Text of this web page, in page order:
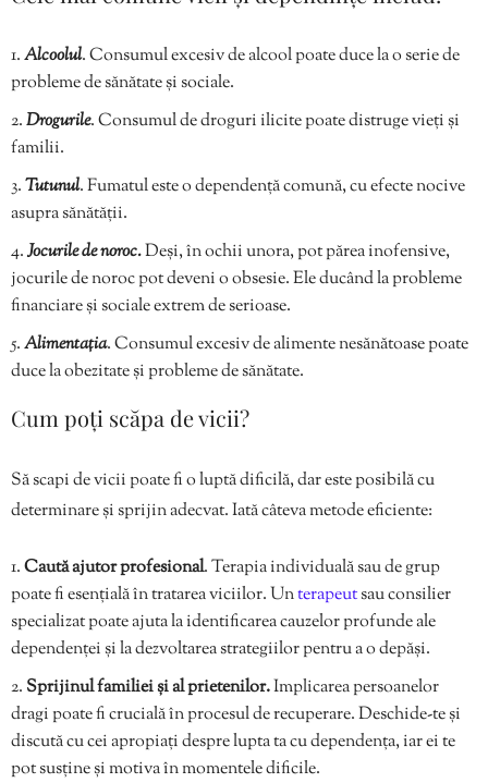
Alcoolul. Consumul excesiv de alcool poate duce la o serie de
probleme de sănătate și sociale.
Drogurile. Consumul de droguri ilicite poate distruge vieți și
familii.
Tutunul. Fumatul este o dependență comună, cu efecte nocive
asupra sănătății.
Jocurile de noroc.Deși, în ochii unora, pot părea inofensive,
jocurile de noroc pot deveni o obsesie. Ele ducând la probleme
financiare și sociale extrem de serioase.
Alimentația. Consumul excesiv de alimente nesănătoase poate
duce la obezitate și probleme de sănătate.
Cum poți scăpa de vicii?
Să scapi de vicii poate fi o luptă dificilă, dar este posibilă cu
determinare și sprijin adecvat. Iată câteva metode eficiente:
Caută ajutor profesional. Terapia individuală sau de grup
poate fi esențială în tratarea viciilor. Unterapeutsau consilier
specializat poate ajuta la identificarea cauzelor profunde ale
dependenței și la dezvoltarea strategiilor pentru a o depăși.
Sprijinul familiei și al prietenilor.Implicarea persoanelor
dragi poate fi crucială în procesul de recuperare. Deschide-te și
discută cu cei apropiați despre lupta ta cu dependența, iar ei te
pot susține și motiva în momentele dificile.